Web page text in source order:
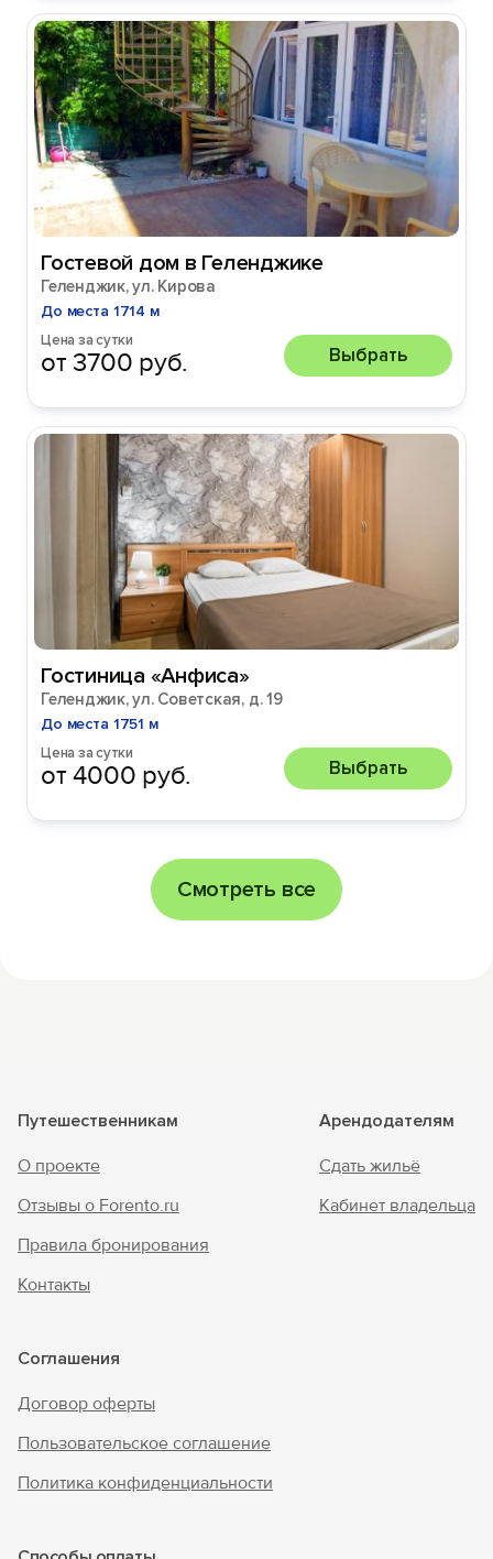
Гостевой дом в Геленджике
Геленджик, ул. Кирова
До места 1714 м
Цена за сутки
от 3700 руб. Выбрать
Гостиница «Анфиса»
Геленджик, ул. Советская, д. 19
До места 1751 м
Цена за сутки
от 4000 руб. Выбрать
Смотреть все
Путешественникам
О проекте
Отзывы о Forento.ru
Правила бронирования
Контакты
Арендодателям
Сдать жильё
Кабинет владельца
Соглашения
Договор оферты
Пользовательское соглашение
Политика конфиденциальности